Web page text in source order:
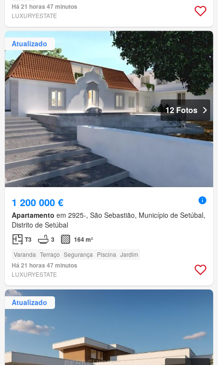
Há 21 horas 47 minutos
LUXURYESTATE
Atualizado
12 Fotos
1 200 000 €
Apartamento em 2925-, São Sebastião, Município de Setúbal,
Distrito de Setúbal
T3 3 164 m²
Varanda Terraço Segurança Piscina Jardim
Há 21 horas 47 minutos
LUXURYESTATE
Atualizado